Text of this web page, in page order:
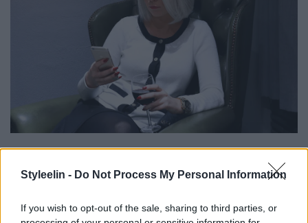
Styleelin - Do Not Process My Personal Information
If you wish to opt-out of the sale, sharing to third parties, or
Dela detta: